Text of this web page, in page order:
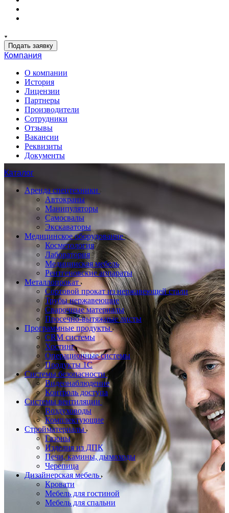
Подать заявку
Компания
О компании
История
Лицензии
Партнеры
Производители
Сотрудники
Отзывы
Вакансии
Реквизиты
Документы
Каталог
Аренда спецтехники
Автокраны
Манипуляторы
Самосвалы
Экскаваторы
Медицинское оборудование
Косметология
Лаборатория
Медицинская мебель
Рентгеновские аппараты
Металлопрокат
Сортовой прокат из нержавеющей стали
Трубы нержавеющие
Сварочные материалы
Просечно-вытяжные листы
Программные продукты
CRM системы
Хостинг
Операционные системы
Продукты 1С
Системы безопасности
Видеонаблюдение
Контроль доступа
Системы вентиляции
Воздуховоды
Комплектующие
Стройматериалы
Газоны
Изделия из ДПК
Печи, камины, дымоходы
Черепица
Дизайнерская мебель
Кровати
Мебель для гостиной
Мебель для спальни